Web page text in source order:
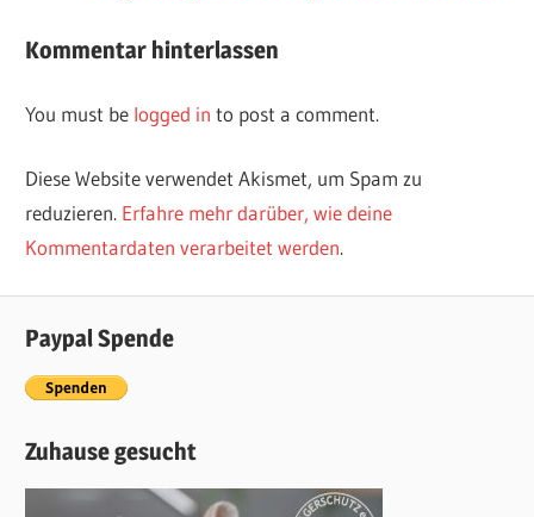
Kommentar hinterlassen
You must be logged in to post a comment.
Diese Website verwendet Akismet, um Spam zu
reduzieren. Erfahre mehr darüber, wie deine
Kommentardaten verarbeitet werden.
Paypal Spende
Zuhause gesucht